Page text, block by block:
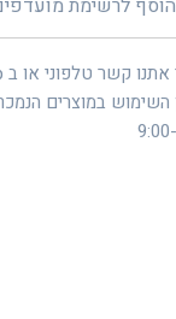
הוסף לרשימת
השימוש במוצרים